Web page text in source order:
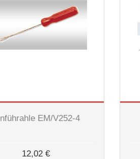
EM/V252-4
12,02 €